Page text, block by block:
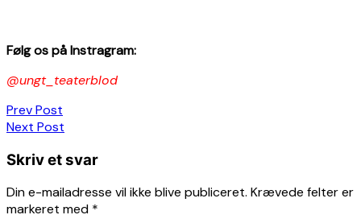
Følg os påInstragram:
@ungt_teaterblod
Indlægsnavigation
Prev Post
Next Post
Skriv et svar
Din e-mailadresse vil ikke blive publiceret. Krævede felter er
markeret med *